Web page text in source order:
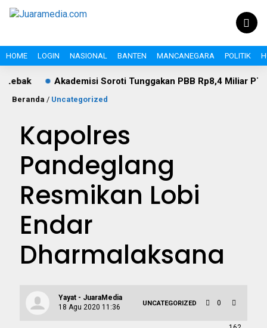
HOME LOGIN NASIONAL BANTEN MANCANEGARA POLITIK
Soroti Tunggakan PBB Rp8,4 Miliar PT Wika Serpan:
Beranda / Uncategorized
Kapolres
Pandeglang
Resmikan Lobi
Endar
Dharmalaksana
Yayat - JuaraMedia
18 Agu 2020 11:36
UNCATEGORIZED 0